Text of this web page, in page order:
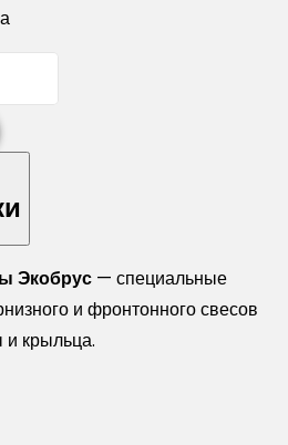
Экобрус — специальные
и фронтонного свесов
и крыльца.